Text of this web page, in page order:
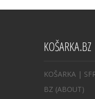
KOŠARKA.BZ
KOŠARKA |
BZ (ABOUT)